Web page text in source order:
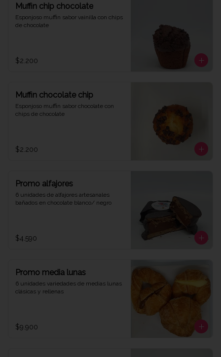
Muffin chip chocolate
Esponjoso muffin sabor vainilla con chips
de chocolate
$2.200
Muffin chocolate chip
Esponjoso muffin sabor chocolate con
chips de chocolate
$2.200
Promo alfajores
6 unidades de alfajores artesanales
bañados en chocolate blanco/ negro
$4.590
Promo media lunas
6 unidades variedades de medias lunas
clásicas y rellenas
$9.900